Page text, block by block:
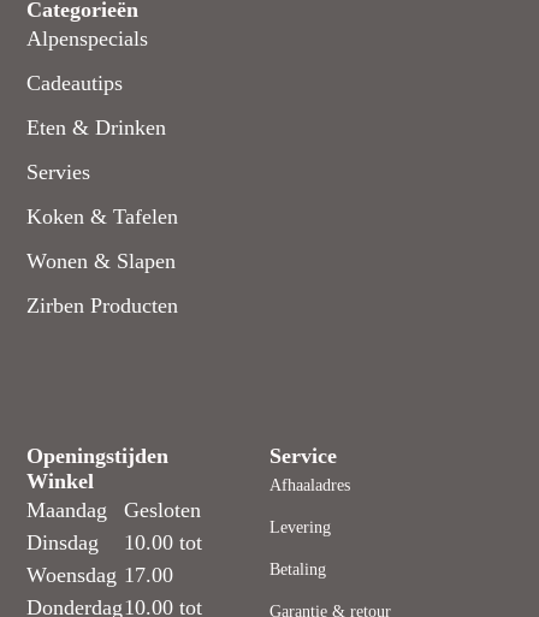
Categorieën
Alpenspecials
Cadeautips
Eten & Drinken
Servies
Koken & Tafelen
Wonen & Slapen
Zirben Producten
Openingstijden
Winkel
Maandag
Dinsdag
Woensdag
Donderdag
Gesloten
10.00 tot
17.00
10.00 tot
Service
Afhaaladres
Levering
Betaling
Garantie & retour